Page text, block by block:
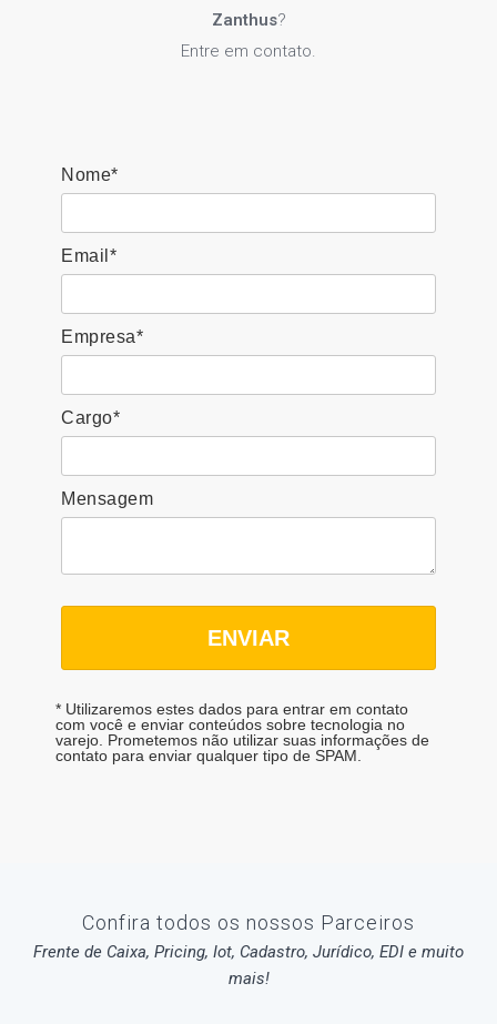
Zanthus?
Entre em contato.
Nome*
Email*
Empresa*
Cargo*
Mensagem
ENVIAR
* Utilizaremos estes dados para entrar em contato
com você e enviar conteúdos sobre tecnologia no
varejo. Prometemos não utilizar suas informações de
contato para enviar qualquer tipo de SPAM.
Confira todos os nossos Parceiros
Frente de Caixa, Pricing, Iot, Cadastro, Jurídico, EDI e muito
mais!